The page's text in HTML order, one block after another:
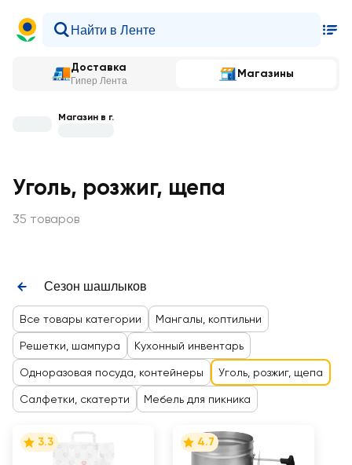
Доставка
Гипер Лента
Магазины
Магазин в г.
Уголь, розжиг, щепа
35 товаров
Сезон шашлыков
Все товары категории Мангалы, коптильни
Решетки, шампура Кухонный инвентарь
Одноразовая посуда, контейнеры Уголь, розжиг, щепа
Салфетки, скатерти Мебель для пикника
3.3 4.7